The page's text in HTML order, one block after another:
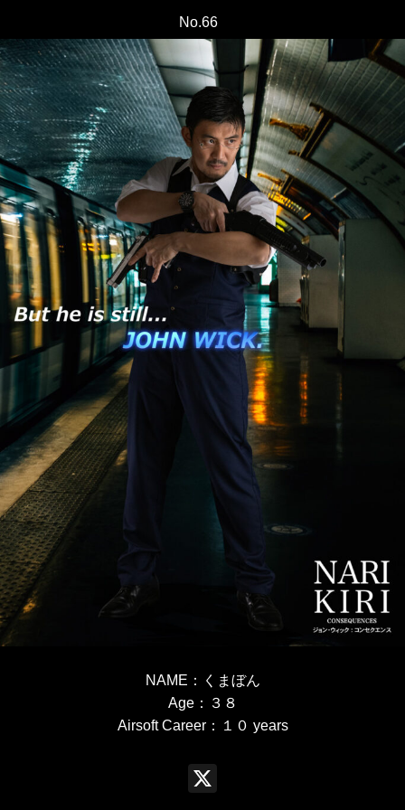
No.66
NAME ：
くまぼん
Age：３８
Airsoft Career：１０ years